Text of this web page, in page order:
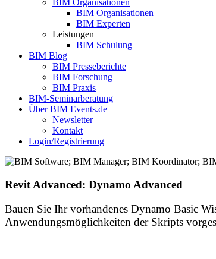
BIM Organisationen
BIM Organisationen
BIM Experten
Leistungen
BIM Schulung
BIM Blog
BIM Presseberichte
BIM Forschung
BIM Praxis
BIM-Seminarberatung
Über BIM Events.de
Newsletter
Kontakt
Login/Registrierung
Revit Advanced: Dynamo Advanced
Bauen Sie Ihr vorhandenes Dynamo Basic
Anwendungsmöglichkeiten der Skripts